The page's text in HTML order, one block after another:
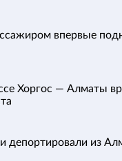
впервые
Хоргос — Алматы
депортировали из